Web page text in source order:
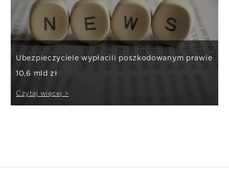
Ubezpieczyciele wypłacili poszkodowanym prawie
10,6 mld zł
Czytaj więcej >